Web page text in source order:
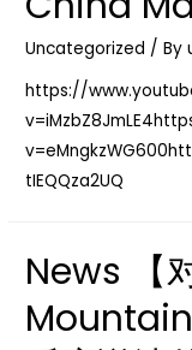
法
案
（AA）
以
及
对
Uncategorized / By
https://
tIEQQza2UQ
News 【